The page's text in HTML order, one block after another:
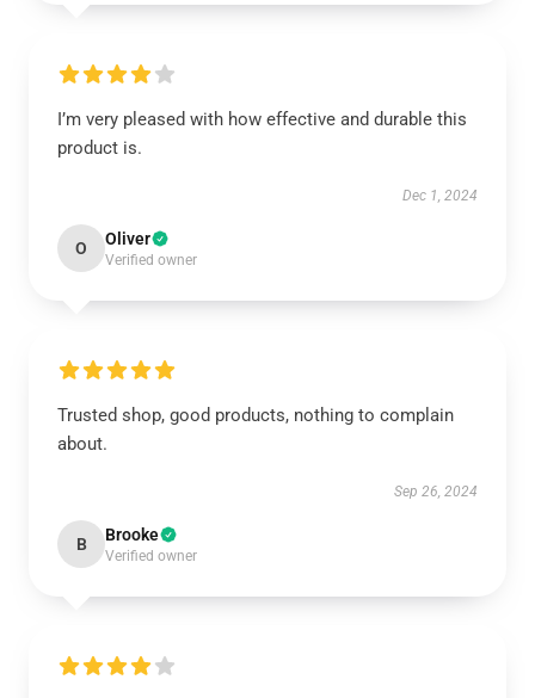
I’m very pleased with how effective and durable this
product is.
Dec 1, 2024
O Oliver
Verified owner
Trusted shop, good products, nothing to complain
about.
Sep 26, 2024
B Brooke
Verified owner